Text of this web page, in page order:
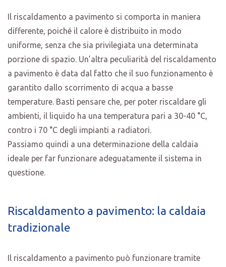
Il riscaldamento a pavimento si comporta in maniera
differente, poiché il calore è distribuito in modo
uniforme, senza che sia privilegiata una determinata
porzione di spazio. Un’altra peculiarità del riscaldamento
a pavimento è data dal fatto che il suo funzionamento è
garantito dallo scorrimento di acqua a basse
temperature. Basti pensare che, per poter riscaldare gli
ambienti, il liquido ha una temperatura pari a 30-40 °C,
contro i 70 °C degli impianti a radiatori.
Passiamo quindi a una determinazione della caldaia
ideale per far funzionare adeguatamente il sistema in
questione.
Riscaldamento a pavimento: la caldaia
tradizionale
Il riscaldamento a pavimento può funzionare tramite